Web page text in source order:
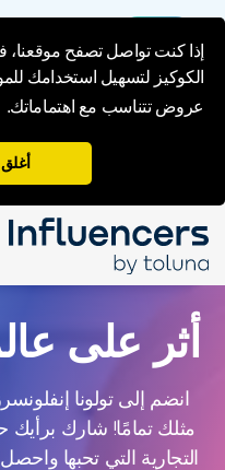
إذا كنت تواصل تصفح موقعنا،
الكوكيز لتسهيل استخدامك
عروض تتناسب مع اهتماماتك.
أغلق
Videoاحصل
التطبيق
6.5M
أثر
انضم إلى تولونا
تمامًا! شارك برأيك حول
تحبها واحصل على مكافآت
أثر على
انضم إلى تولونا
مثلك تمامًا! شارك
التجارية التي تحبها